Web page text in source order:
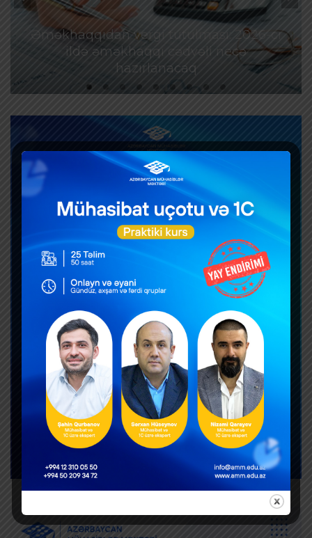
Əməkhaqqıdan vergi tutulması: 2026-cı
ildə əməkhaqqı cədvəli necə
hazırlanacaq